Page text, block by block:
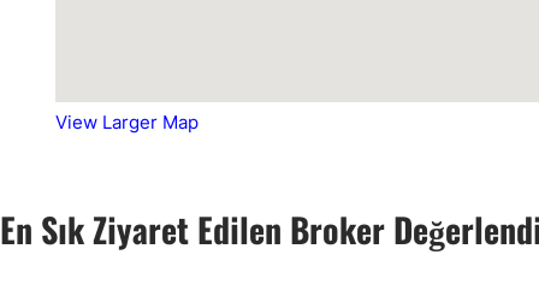
View Larger Map
En Sık Ziyaret Edilen Broker